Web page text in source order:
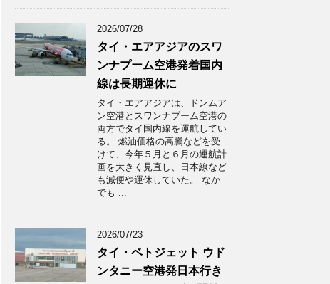
2026/07/28
タイ・エアアジアのスワ
ンナプーム空港発着国内
線は長期運休に
タイ・エアアジアは、ドンムア
ン空港とスワンナプーム空港の
両方でタイ国内線を運航してい
る。 燃油価格の高騰などを受
けて、今年５月と６月の運航計
画を大きく見直し、日本線など
も減便や運休していた。 なか
でも ...
2026/07/23
タイ・ベトジェット ウド
ンタニー空港発日本行き